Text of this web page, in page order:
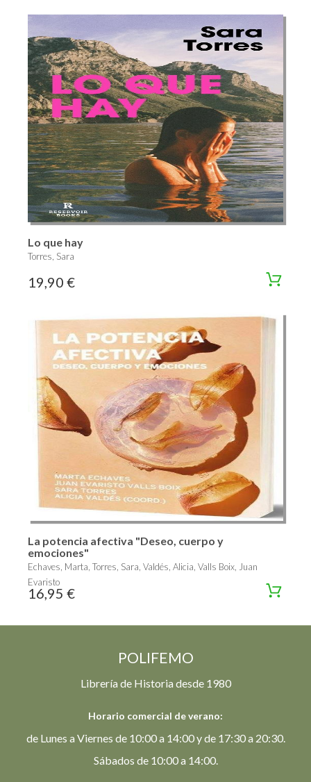
Lo que hay
Torres, Sara
19,90 €
La potencia afectiva "Deseo, cuerpo y
emociones"
Echaves, Marta, Torres, Sara, Valdés, Alicia, Valls Boix, Juan
Evaristo
16,95 €
POLIFEMO
Librería de Historia desde 1980
Horario comercial de verano:
de Lunes a Viernes de 10:00 a 14:00 y de 17:30 a 20:30.
Sábados de 10:00 a 14:00.